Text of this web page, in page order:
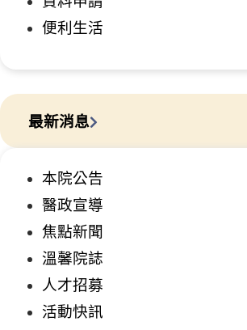
便利生活
最新消息
本院公告
醫政宣導
焦點新聞
溫馨院誌
人才招募
活動快訊